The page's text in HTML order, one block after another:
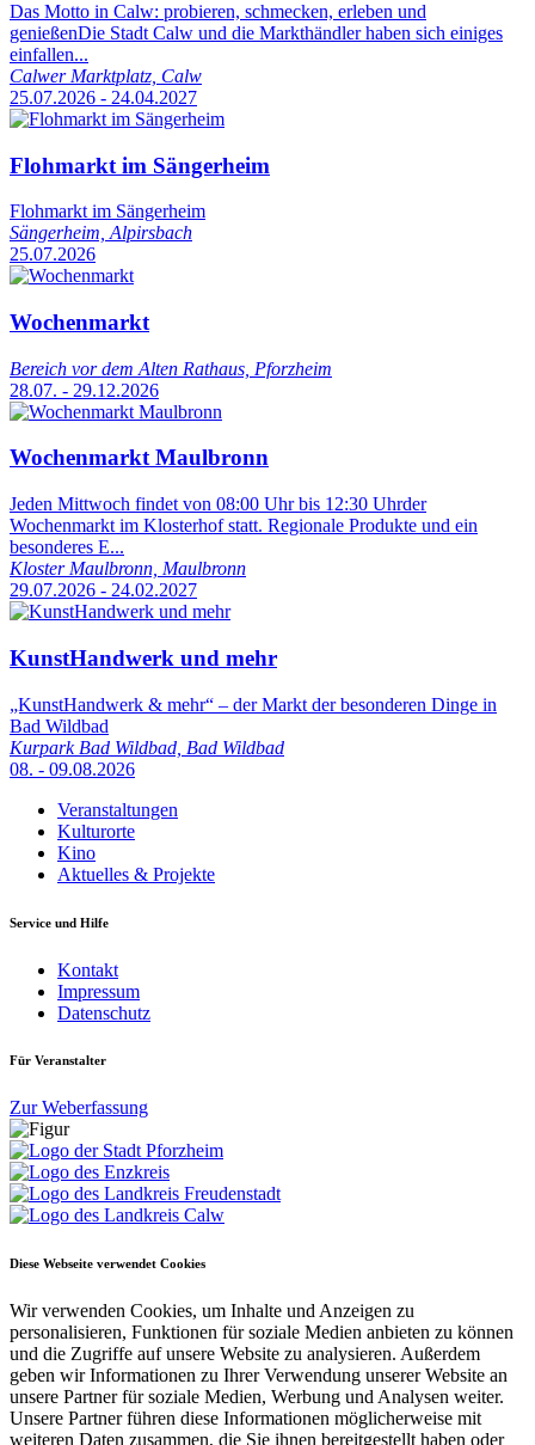
Das Motto in Calw: probieren, schmecken, erleben und
genießenDie Stadt Calw und die Markthändler haben sich einiges
einfallen...
Calwer Marktplatz, Calw
25.07.2026 - 24.04.2027
Flohmarkt im Sängerheim
Flohmarkt im Sängerheim
Sängerheim, Alpirsbach
25.07.2026
Wochenmarkt
Bereich vor dem Alten Rathaus, Pforzheim
28.07. - 29.12.2026
Wochenmarkt Maulbronn
Jeden Mittwoch findet von 08:00 Uhr bis 12:30 Uhrder
Wochenmarkt im Klosterhof statt. Regionale Produkte und ein
besonderes E...
Kloster Maulbronn, Maulbronn
29.07.2026 - 24.02.2027
KunstHandwerk und mehr
„KunstHandwerk & mehr“ – der Markt der besonderen Dinge in
Bad Wildbad
Kurpark Bad Wildbad, Bad Wildbad
08. - 09.08.2026
Veranstaltungen
Kulturorte
Kino
Aktuelles & Projekte
Service und Hilfe
Kontakt
Impressum
Datenschutz
Für Veranstalter
Zur Weberfassung
Diese Webseite verwendet Cookies
Wir verwenden Cookies, um Inhalte und Anzeigen zu
personalisieren, Funktionen für soziale Medien anbieten zu können
und die Zugriffe auf unsere Website zu analysieren. Außerdem
geben wir Informationen zu Ihrer Verwendung unserer Website an
unsere Partner für soziale Medien, Werbung und Analysen weiter.
Unsere Partner führen diese Informationen möglicherweise mit
weiteren Daten zusammen, die Sie ihnen bereitgestellt haben oder